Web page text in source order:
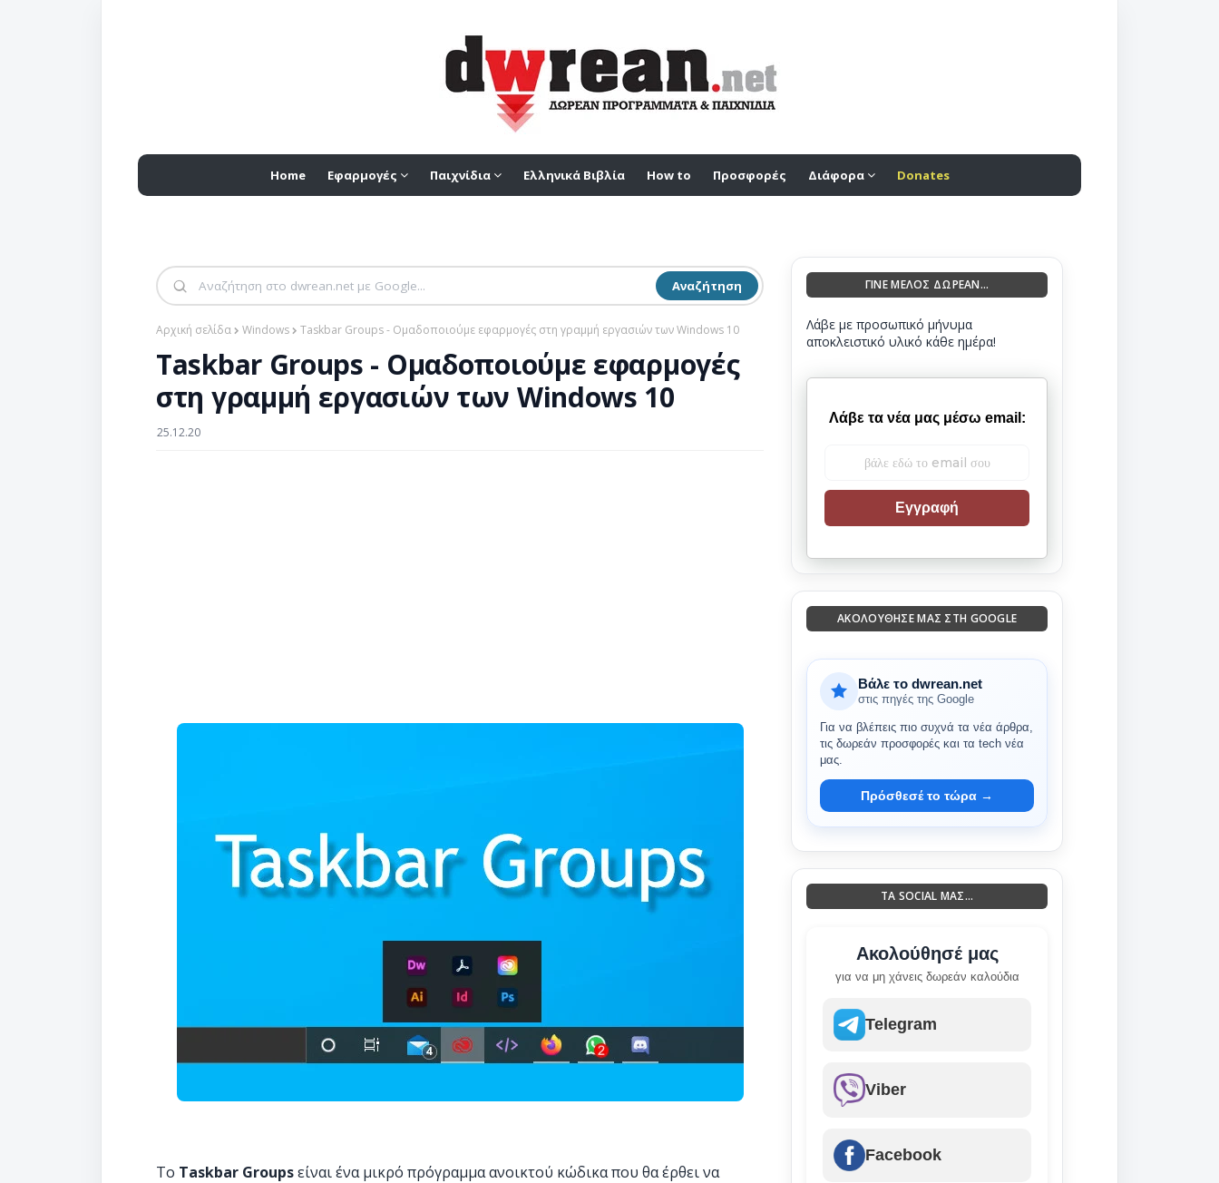
Home Εφαρμογές Παιχνίδια Ελληνικά Βιβλία How to Προσφορές Διάφορα Donates
Αναζήτηση
Αρχική σελίδα Windows Taskbar Groups - Ομαδοποιούμε εφαρμογές στη γραμμή εργασιών των Windows 10
Taskbar Groups - Ομαδοποιούμε εφαρμογές
στη γραμμή εργασιών των Windows 10
25.12.20
Το Taskbar Groupsείναι ένα μικρό πρόγραμμα ανοικτού κώδικα που θα έρθει να
ΓΙΝΕ ΜΕΛΟΣ ΔΩΡΕΑΝ...
Λάβε με προσωπικό μήνυμα
αποκλειστικό υλικό κάθε ημέρα!
Λάβε τα νέα μας μέσω email:
Εγγραφή
ΑΚΟΛΟΎΘΗΣΈ ΜΑΣ ΣΤΗ GOOGLE
Βάλε το dwrean.net
στις πηγές της Google
Για να βλέπεις πιο συχνά τα νέα άρθρα,
τις δωρεάν προσφορές και τα tech νέα
μας.
Πρόσθεσέ το τώρα →
ΤΑ SOCIAL ΜΑΣ...
Ακολούθησέ μας
για να μη χάνεις δωρεάν καλούδια
Telegram
Viber
Facebook